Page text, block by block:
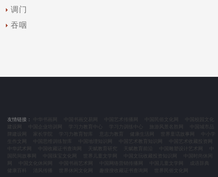
调门
吞咽
友情链接： 中华书画网 中国书画交易网 中国艺术传播网 中国民俗文化网
中国校园文化
建设网
中国企业培训网 学习力教育中心 学习力训练中心 旅游风景名胜网
中国城市品
牌建设网
家长学院 学习力教育智库 意志力教育 健康生活网 世界童话故事网
中小学
生作文网
中国思维训练智库 中国地理知识网 中国艺术教育知识网
中国艺术收藏投资网
中华武术网
中国收藏证书查询网 天赋教育研究 天赋教育前沿 中国雕塑设计艺术网
国民间故事网
中国珠宝文化网 世界儿童文学网 中国文玩收藏投资知识网
中国时尚休闲
网
中国文化休闲网 中国书画艺术网 中国网络营销传播网 中国儿童文学网
成语辞典
健康百科
清风传播 世界休闲文化网 趣搜搜收藏证书查询网 世界民俗文化网